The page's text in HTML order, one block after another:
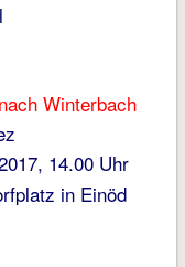
Winterbach
14.00 Uhr
in Einöd